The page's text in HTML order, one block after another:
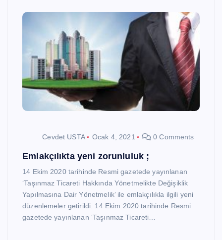
Cevdet USTA Ocak 4, 2021 0 Comments
Emlakçılıkta yeni zorunluluk ;
14 Ekim 2020 tarihinde Resmi gazetede yayınlanan
‘Taşınmaz Ticareti Hakkında Yönetmelikte Değişiklik
Yapılmasına Dair Yönetmelik’ ile emlakçılıkla ilgili yeni
düzenlemeler getirildi. 14 Ekim 2020 tarihinde Resmi
gazetede yayınlanan ‘Taşınmaz Ticareti…